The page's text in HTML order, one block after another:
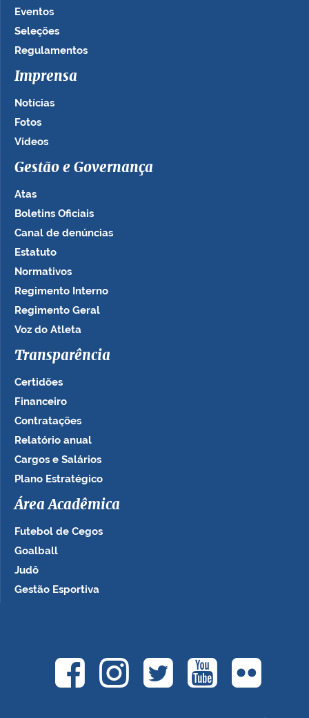
Eventos
Seleções
Regulamentos
Imprensa
Notícias
Fotos
Vídeos
Gestão e Governança
Atas
Boletins Oficiais
Canal de denúncias
Estatuto
Normativos
Regimento Interno
Regimento Geral
Voz do Atleta
Transparência
Certidões
Financeiro
Contratações
Relatório anual
Cargos e Salários
Plano Estratégico
Área Acadêmica
Futebol de Cegos
Goalball
Judô
Gestão Esportiva